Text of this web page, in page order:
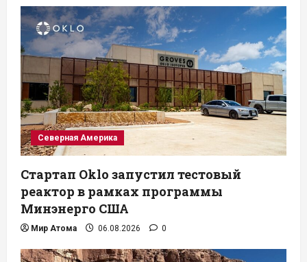
Северная Америка
Стартап Oklo запустил тестовый
реактор в рамках программы
Минэнерго США
Мир Атома 06.08.2026 0